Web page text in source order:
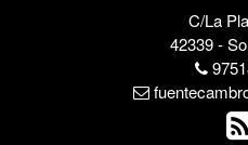
C/La
42339 -